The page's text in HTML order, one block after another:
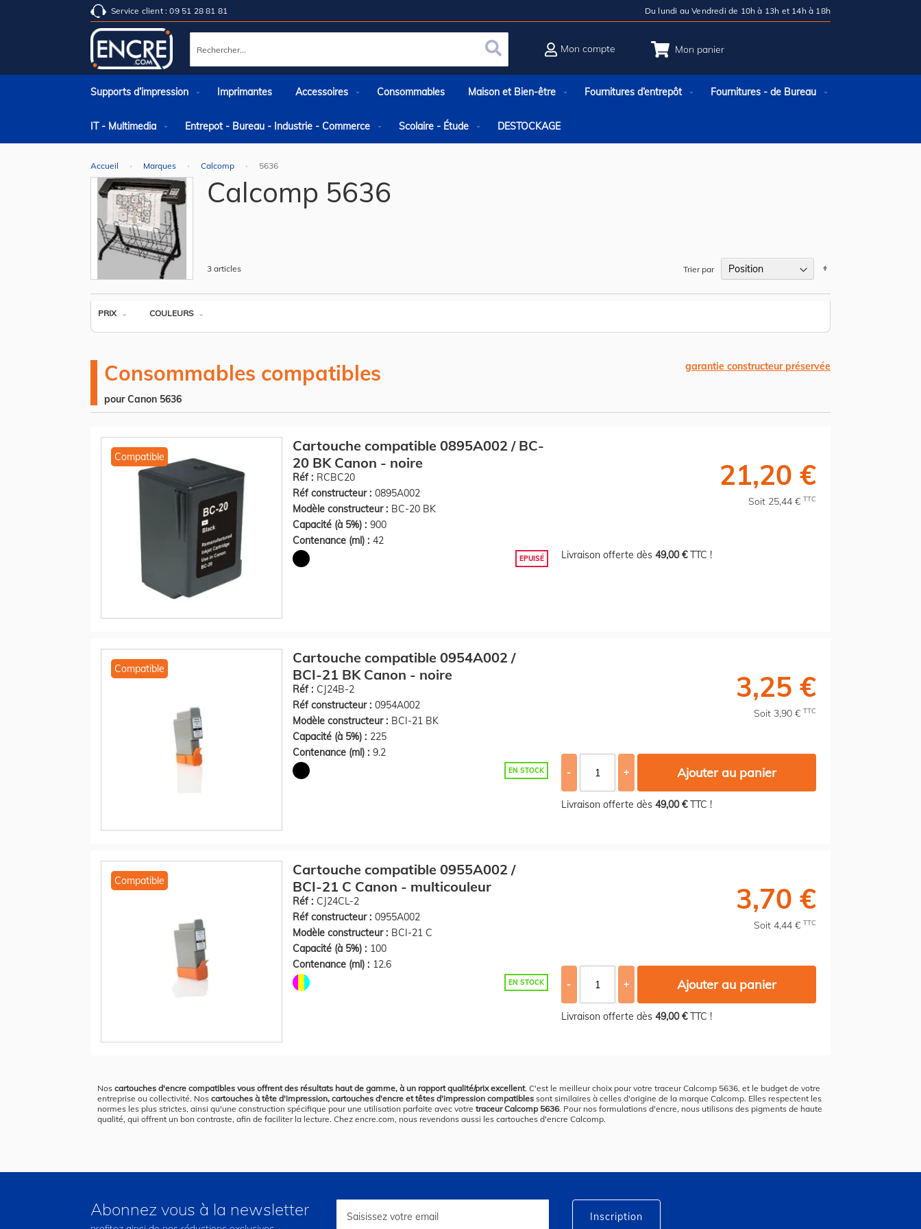
Service client : 09 51 28 81 81 Du lundi au Vendredi de 10h à 13h et 14h à 18h
Mon panier
Rechercher Rechercher
Mon compte
Supports d’impression Imprimantes Accessoires Consommables Maison et Bien-être Fournitures d’entrepôt Fournitures - de Bureau
IT - Multimedia Entrepot - Bureau - Industrie - Commerce Scolaire - Étude DESTOCKAGE
Accueil Marques Calcomp 5636
Calcomp 5636
PRIX COULEURS
3 articles Trier par
Consommables compatibles garantie constructeur préservée
pour Canon 5636
Compatible
Cartouche compatible 0895A002 / BC-
20 BK Canon - noire
Réf : RCBC20
Réf constructeur : 0895A002
Modèle constructeur : BC-20 BK
Capacité (à 5%) : 900
Contenance (ml) : 42
EPUISÉ
21,20 €
Soit 25,44 € TTC
Livraison offerte dès 49,00 €TTC !
Compatible
Cartouche compatible 0954A002 /
BCI-21 BK Canon - noire
Réf : CJ24B-2
Réf constructeur : 0954A002
Modèle constructeur : BCI-21 BK
Capacité (à 5%) : 225
Contenance (ml) : 9.2
EN STOCK
3,25 €
Soit 3,90 € TTC
- + Ajouter au panier
Livraison offerte dès 49,00 €TTC !
Compatible
Cartouche compatible 0955A002 /
BCI-21 C Canon - multicouleur
Réf : CJ24CL-2
Réf constructeur : 0955A002
Modèle constructeur : BCI-21 C
Capacité (à 5%) : 100
Contenance (ml) : 12.6
EN STOCK
3,70 €
Soit 4,44 € TTC
- + Ajouter au panier
Livraison offerte dès 49,00 €TTC !
Nos cartouches d'encre compatibles vous offrent des résultats haut de gamme, à un rapport qualité/prix excellent. C'est le meilleur choix pour votre traceur Calcomp 5636, et le budget de votre
entreprise ou collectivité. Nos cartouches à tête d'impression, cartouches d'encre et têtes d'impression compatibles sont similaires à celles d'origine de la marque Calcomp. Elles respectent les
normes les plus strictes, ainsi qu'une construction spécifique pour une utilisation parfaite avec votre traceur Calcomp 5636. Pour nos formulations d'encre, nous utilisons des pigments de haute
qualité, qui offrent un bon contraste, afin de faciliter la lecture. Chez encre.com, nous revendons aussi les cartouches d'encre Calcomp.
Abonnez vous à la newsletter Inscription